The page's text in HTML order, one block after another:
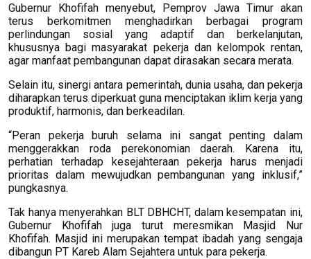
Gubernur Khofifah menyebut, Pemprov Jawa Timur akan
terus berkomitmen menghadirkan berbagai program
perlindungan sosial yang adaptif dan berkelanjutan,
khususnya bagi masyarakat pekerja dan kelompok rentan,
agar manfaat pembangunan dapat dirasakan secara merata.
Selain itu, sinergi antara pemerintah, dunia usaha, dan pekerja
diharapkan terus diperkuat guna menciptakan iklim kerja yang
produktif, harmonis, dan berkeadilan.
“Peran pekerja buruh selama ini sangat penting dalam
menggerakkan roda perekonomian daerah. Karena itu,
perhatian terhadap kesejahteraan pekerja harus menjadi
prioritas dalam mewujudkan pembangunan yang inklusif,”
pungkasnya.
Tak hanya menyerahkan BLT DBHCHT, dalam kesempatan ini,
Gubernur Khofifah juga turut meresmikan Masjid Nur
Khofifah. Masjid ini merupakan tempat ibadah yang sengaja
dibangun PT Kareb Alam Sejahtera untuk para pekerja.